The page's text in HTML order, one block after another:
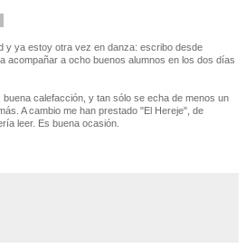
y ya estoy otra vez en danza: escribo desde
acompañar a ocho buenos alumnos en los dos días
calefacción, y tan sólo se echa de menos un
A cambio me han prestado "El Hereje", de
leer. Es buena ocasión.